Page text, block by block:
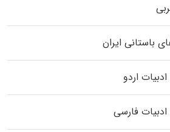
باستانی ایران
اردو
فارسی